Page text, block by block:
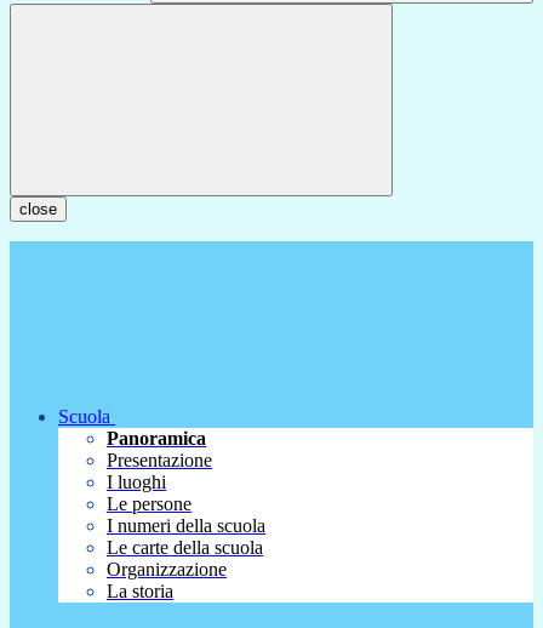
close
Scuola
Panoramica
Presentazione
I luoghi
Le persone
I numeri della scuola
Le carte della scuola
Organizzazione
La storia